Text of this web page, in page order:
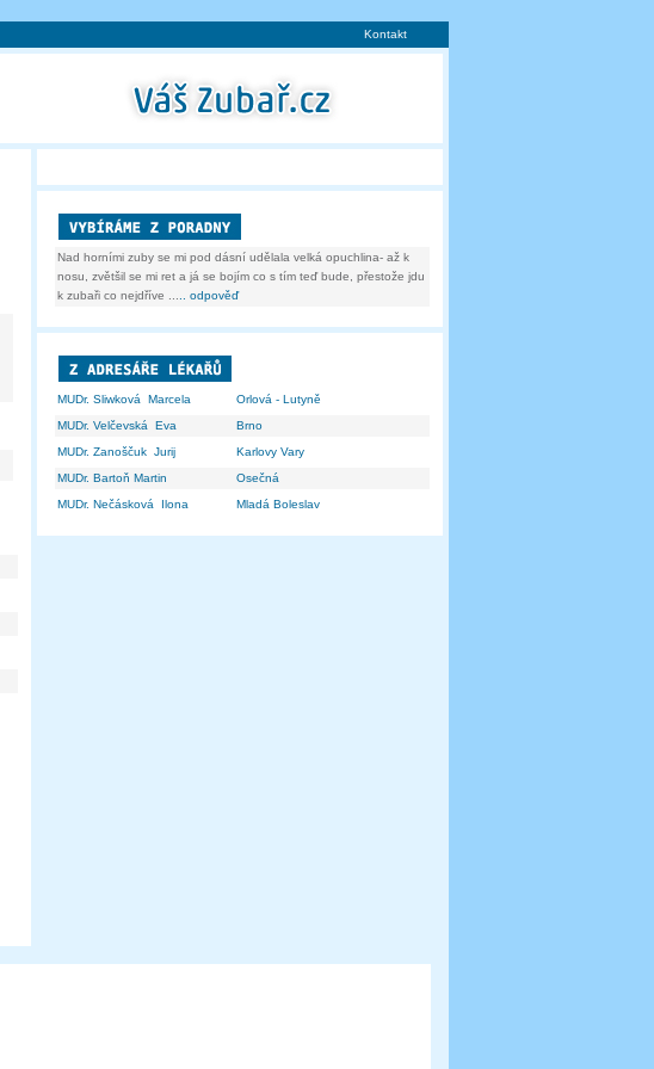
Kontakt
Nad horními zuby se mi pod dásní udělala velká opuchlina- až k
nosu, zvětšil se mi ret a já se bojím co s tím teď bude, přestože jdu
k zubaři co nejdříve ...
.. odpověď
MUDr. Sliwková Marcela
Orlová - Lutyně
MUDr. Velčevská Eva
Brno
MUDr. Zanoščuk Jurij
Karlovy Vary
MUDr. Bartoň Martin
Osečná
MUDr. Nečásková Ilona
Mladá Boleslav